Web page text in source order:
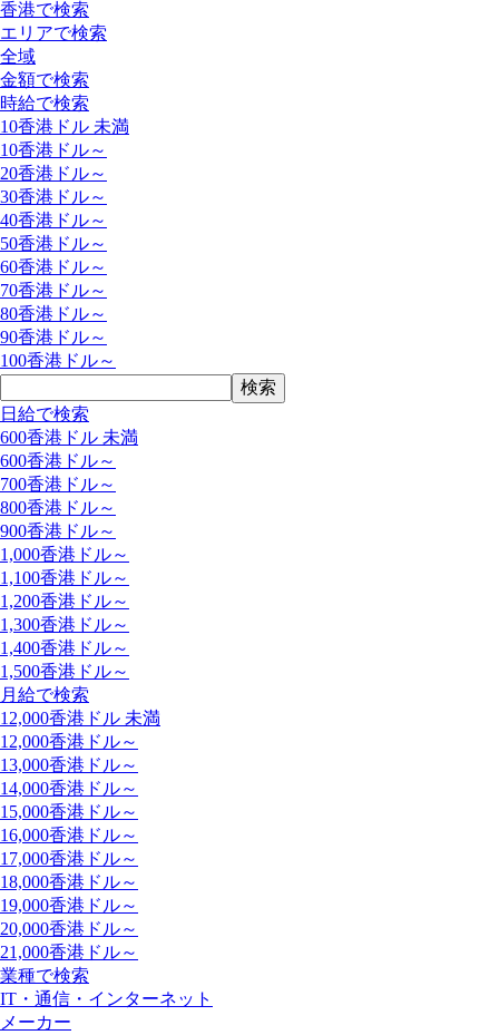
香港で検索
エリアで検索
全域
金額で検索
時給で検索
10香港ドル 未満
10香港ドル～
20香港ドル～
30香港ドル～
40香港ドル～
50香港ドル～
60香港ドル～
70香港ドル～
80香港ドル～
90香港ドル～
100香港ドル～
日給で検索
600香港ドル 未満
600香港ドル～
700香港ドル～
800香港ドル～
900香港ドル～
1,000香港ドル～
1,100香港ドル～
1,200香港ドル～
1,300香港ドル～
1,400香港ドル～
1,500香港ドル～
月給で検索
12,000香港ドル 未満
12,000香港ドル～
13,000香港ドル～
14,000香港ドル～
15,000香港ドル～
16,000香港ドル～
17,000香港ドル～
18,000香港ドル～
19,000香港ドル～
20,000香港ドル～
21,000香港ドル～
業種で検索
IT・通信・インターネット
メーカー